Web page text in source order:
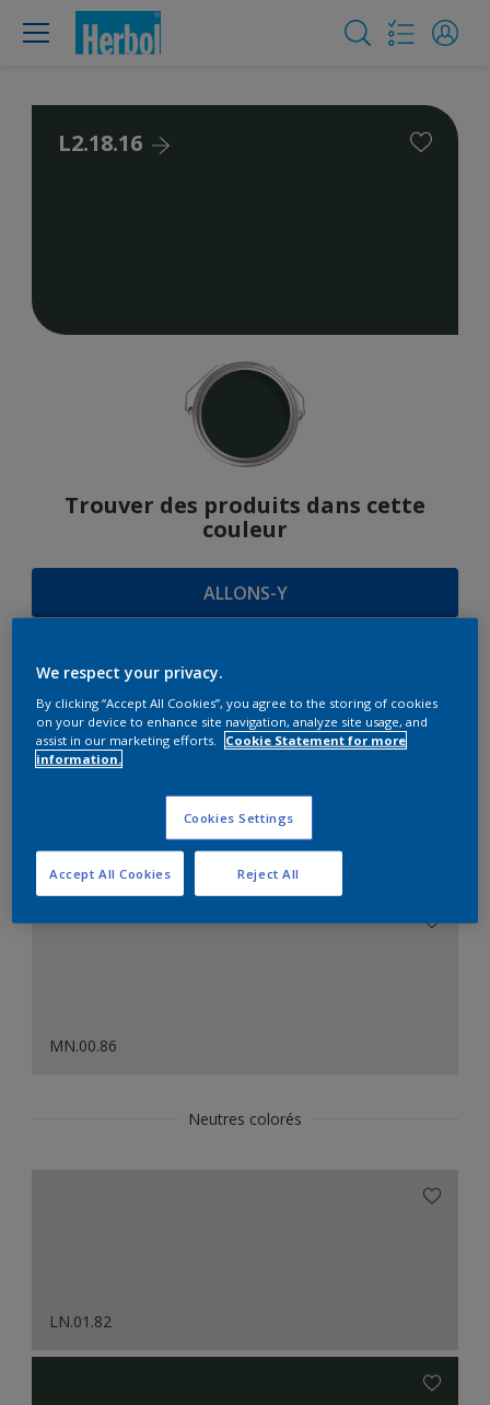
L2.18.16
Trouver des produits dans cette
couleur
ALLONS-Y
SUGGESTIONS
D'HARMONIES
Le Blanc Parfait
MN.00.86
Neutres colorés
LN.01.82
We respect your privacy.
By clicking “Accept All Cookies”, you agree to the storing of cookies
on your device to enhance site navigation, analyze site usage, and
assist in our marketing efforts.
Cookie Statement for more
information.
Cookies Settings
Reject All
Accept All Cookies